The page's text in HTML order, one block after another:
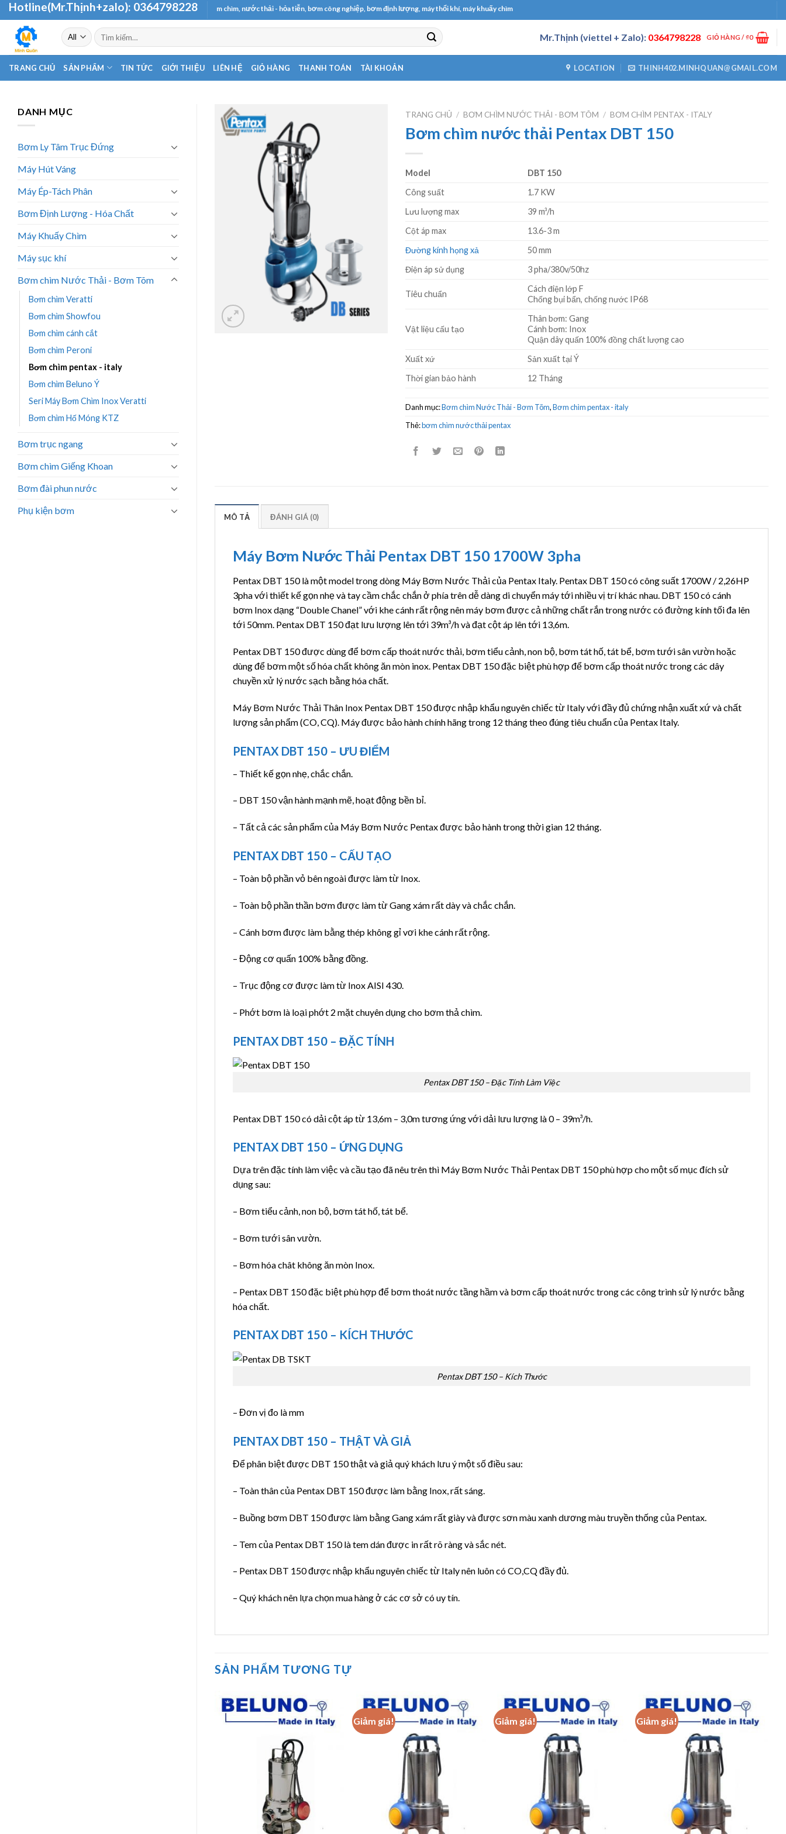
Skip
to
content
Hotline(Mr.Thịnh+zalo): 0364798228
Chuyên cung cấp và phân phối các loại máy bơm chìm, nước thải - hỏa tiễn, bơm công nghiệp, bơm định lượng, máy thổi khí, máy khuấy chìm
Tìm
kiếm:
Mr.Thịnh (viettel + Zalo): 0364798228 GIỎ HÀNG /₫0
TRANG CHỦ SẢN PHẨM TIN TỨC GIỚI THIỆU LIÊN HỆ GIỎ HÀNG THANH TOÁN TÀI KHOẢN LOCATION THINH402.MINHQUAN@GMAIL.COM
DANH MỤC
Bơm Ly Tâm Trục Đứng
Máy Hút Váng
Máy Ép-Tách Phân
Bơm Định Lượng - Hóa Chất
Máy Khuấy Chìm
Máy sục khí
Bơm chìm Nước Thải - Bơm Tõm
Bơm chìm Veratti
Bơm chìm Showfou
Bơm chìm cánh cắt
Bơm chìm Peroni
Bơm chìm pentax - italy
Bơm chìm Beluno Ý
Seri Máy Bơm Chìm Inox Veratti
Bơm chìm Hố Móng KTZ
Bơm trục ngang
Bơm chìm Giếng Khoan
Bơm đài phun nước
Phụ kiện bơm
TRANG CHỦ / BƠM CHÌM NƯỚC THẢI - BƠM TÕM / BƠM CHÌM PENTAX - ITALY
Bơm chìm nước thải Pentax DBT 150
Model
DBT 150
Công suất
1.7 KW
Lưu lượng max
39 m³/h
Cột áp max
13.6-3 m
Đường kính họng xả
50 mm
Điện áp sử dụng
3 pha/380v/50hz
Tiêu chuẩn
Cách điện lớp F
Chống bụi bẩn, chống nước IP68
Vật liệu cấu tạo
Thân bơm: Gang
Cánh bơm: Inox
Quận dây quấn 100% đồng chất lượng cao
Xuất xứ
Sản xuất tại Ý
Thời gian bảo hành
12 Tháng
Danh mục:Bơm chìm Nước Thải - Bơm Tõm,Bơm chìm pentax - italy
Thẻ:bơm chìm nước thải pentax
MÔ TẢ ĐÁNH GIÁ (0)
Máy Bơm Nước Thải Pentax DBT 150 1700W 3pha
Pentax DBT 150 là một model trong dòng Máy Bơm Nước Thải của Pentax Italy. Pentax DBT 150 có công suất 1700W / 2,26HP
3pha với thiết kế gọn nhẹ và tay cầm chắc chắn ở phía trên dễ dàng di chuyển máy tới nhiều vị trí khác nhau. DBT 150 có cánh
bơm Inox dạng “Double Chanel” với khe cánh rất rộng nên máy bơm được cả những chất rắn trong nước có đường kính tối đa lên
tới 50mm. Pentax DBT 150 đạt lưu lượng lên tới 39m³/h và đạt cột áp lên tới 13,6m.
Pentax DBT 150 được dùng để bơm cấp thoát nước thải, bơm tiểu cảnh, non bộ, bơm tát hố, tát bể, bơm tưới sân vườn hoặc
dùng để bơm một số hóa chất không ăn mòn inox. Pentax DBT 150 đặc biệt phù hợp để bơm cấp thoát nước trong các dây
chuyền xử lý nước sạch bằng hóa chất.
Máy Bơm Nước Thải Thân Inox Pentax DBT 150 được nhập khẩu nguyên chiếc từ Italy với đầy đủ chứng nhận xuất xứ và chất
lượng sản phẩm (CO, CQ). Máy được bảo hành chính hãng trong 12 tháng theo đúng tiêu chuẩn của Pentax Italy.
PENTAX DBT 150 – ƯU ĐIỂM
– Thiết kế gọn nhẹ, chắc chắn.
– DBT 150 vận hành mạnh mẽ, hoạt động bền bỉ.
– Tất cả các sản phẩm của Máy Bơm Nước Pentax được bảo hành trong thời gian 12 tháng.
PENTAX DBT 150 – CẤU TẠO
– Toàn bộ phần vỏ bên ngoài được làm từ Inox.
– Toàn bộ phần thần bơm được làm từ Gang xám rất dày và chắc chắn.
– Cánh bơm được làm bằng thép không gỉ vơi khe cánh rất rộng.
– Động cơ quấn 100% bằng đồng.
– Trục động cơ được làm từ Inox AISI 430.
– Phớt bơm là loại phớt 2 mặt chuyên dụng cho bơm thả chìm.
PENTAX DBT 150 – ĐẶC TÍNH
Pentax DBT 150 – Đặc Tính Làm Việc
Pentax DBT 150 có dải cột áp từ 13,6m – 3,0m tương ứng với dải lưu lượng là 0 – 39m³/h.
PENTAX DBT 150 – ỨNG DỤNG
Dựa trên đặc tính làm việc và cầu tạo đã nêu trên thì Máy Bơm Nước Thải Pentax DBT 150 phù hợp cho một số mục đích sử
dụng sau:
– Bơm tiểu cảnh, non bộ, bơm tát hố, tát bể.
– Bơm tưới sân vườn.
– Bơm hóa chât không ăn mòn Inox.
– Pentax DBT 150 đặc biệt phù hợp để bơm thoát nước tầng hầm và bơm cấp thoát nước trong các công trình sử lý nước bằng
hóa chất.
PENTAX DBT 150 – KÍCH THƯỚC
Pentax DBT 150 – Kích Thước
– Đơn vị đo là mm
PENTAX DBT 150 – THẬT VÀ GIẢ
Để phân biệt được DBT 150 thật và giả quý khách lưu ý một số điều sau:
– Toàn thân của Pentax DBT 150 được làm bằng Inox, rất sáng.
– Buồng bơm DBT 150 được làm bằng Gang xám rất giày và được sơn màu xanh dương màu truyền thống của Pentax.
– Tem của Pentax DBT 150 là tem dán được in rất rõ ràng và sắc nét.
– Pentax DBT 150 được nhập khẩu nguyên chiếc từ Italy nên luôn có CO,CQ đầy đủ.
– Quý khách nên lựa chọn mua hàng ở các cơ sở có uy tín.
SẢN PHẨM TƯƠNG TỰ
Giảm giá! Giảm giá! Giảm giá!